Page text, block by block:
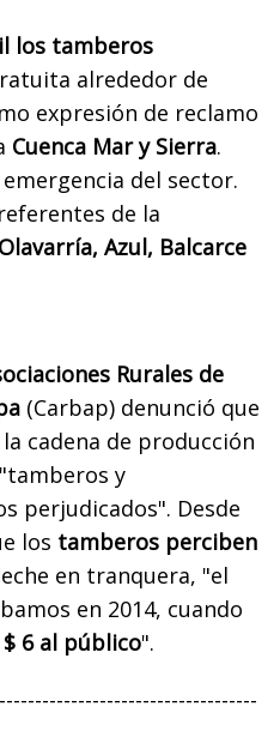
los tamberos
alrededor de
expresión de reclamo
Cuenca Mar y Sierra.
del sector.
de la
Olavarría, Azul, Balcarce
Rurales de
(Carbap) denunció que
cadena de producción
y
perjudicados". Desde
los tamberos perciben
en tranquera, "el
en 2014, cuando
$ 6 al público".